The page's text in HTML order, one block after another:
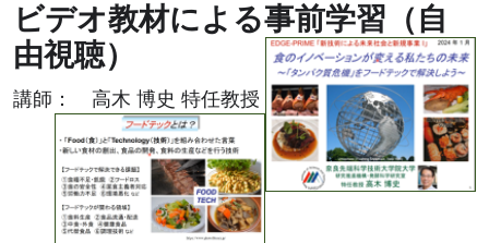
ビデオ教材による事前学習（自
由視聴）
講師： 高木 博史 特任教授